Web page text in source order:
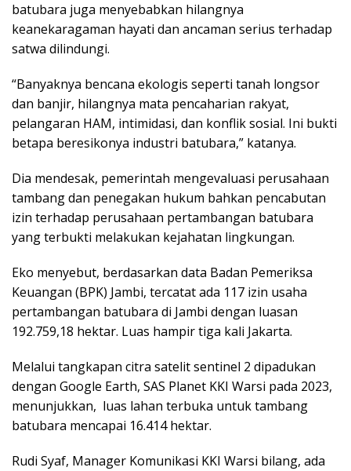
batubara juga menyebabkan hilangnya
keanekaragaman hayati dan ancaman serius terhadap
satwa dilindungi.
“Banyaknya bencana ekologis seperti tanah longsor
dan banjir, hilangnya mata pencaharian rakyat,
pelangaran HAM, intimidasi, dan konflik sosial. Ini bukti
betapa beresikonya industri batubara,” katanya.
Dia mendesak, pemerintah mengevaluasi perusahaan
tambang dan penegakan hukum bahkan pencabutan
izin terhadap perusahaan pertambangan batubara
yang terbukti melakukan kejahatan lingkungan.
Eko menyebut, berdasarkan data Badan Pemeriksa
Keuangan (BPK) Jambi, tercatat ada 117 izin usaha
pertambangan batubara di Jambi dengan luasan
192.759,18 hektar. Luas hampir tiga kali Jakarta.
Melalui tangkapan citra satelit sentinel 2 dipadukan
dengan Google Earth, SAS Planet KKI Warsi pada 2023,
menunjukkan, luas lahan terbuka untuk tambang
batubara mencapai 16.414 hektar.
Rudi Syaf, Manager Komunikasi KKI Warsi bilang, ada